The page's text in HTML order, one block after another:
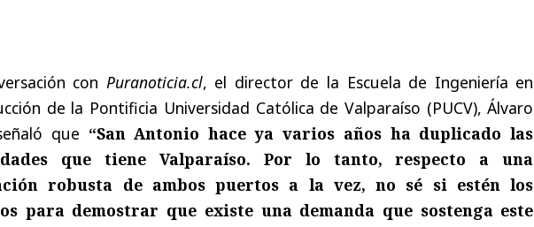
con Puranoticia.cl, el director de la Escuela de Ingeniería en
de la Pontificia Universidad Católica de Valparaíso (PUCV), Álvaro
que “San Antonio hace ya varios años ha duplicado las
que tiene Valparaíso. Por lo tanto, respecto a una
robusta de ambos puertos a la vez, no sé si estén los
para demostrar que existe una demanda que sostenga este